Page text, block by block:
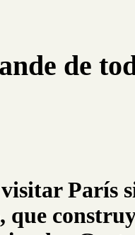
de
visitar París
que